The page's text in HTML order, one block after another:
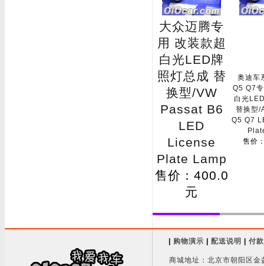
大众迈腾专
用 改装款超
白光LED牌
照灯总成 替
换型/VW
Passat B6
LED
License
Plate Lamp
售价：400.0
元
奥迪车
Q5 Q7
白光
替换型/
Q5 Q7
售价
购物演示 配送说明 付
商城地址：北京市朝阳区